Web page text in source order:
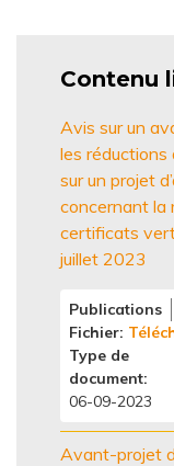
Contenu
Avis sur un
les
sur un projet
concernant la
certificats
juillet 2023
Publications
Fichier
Type de
document
06-09-2023
Avant-projet